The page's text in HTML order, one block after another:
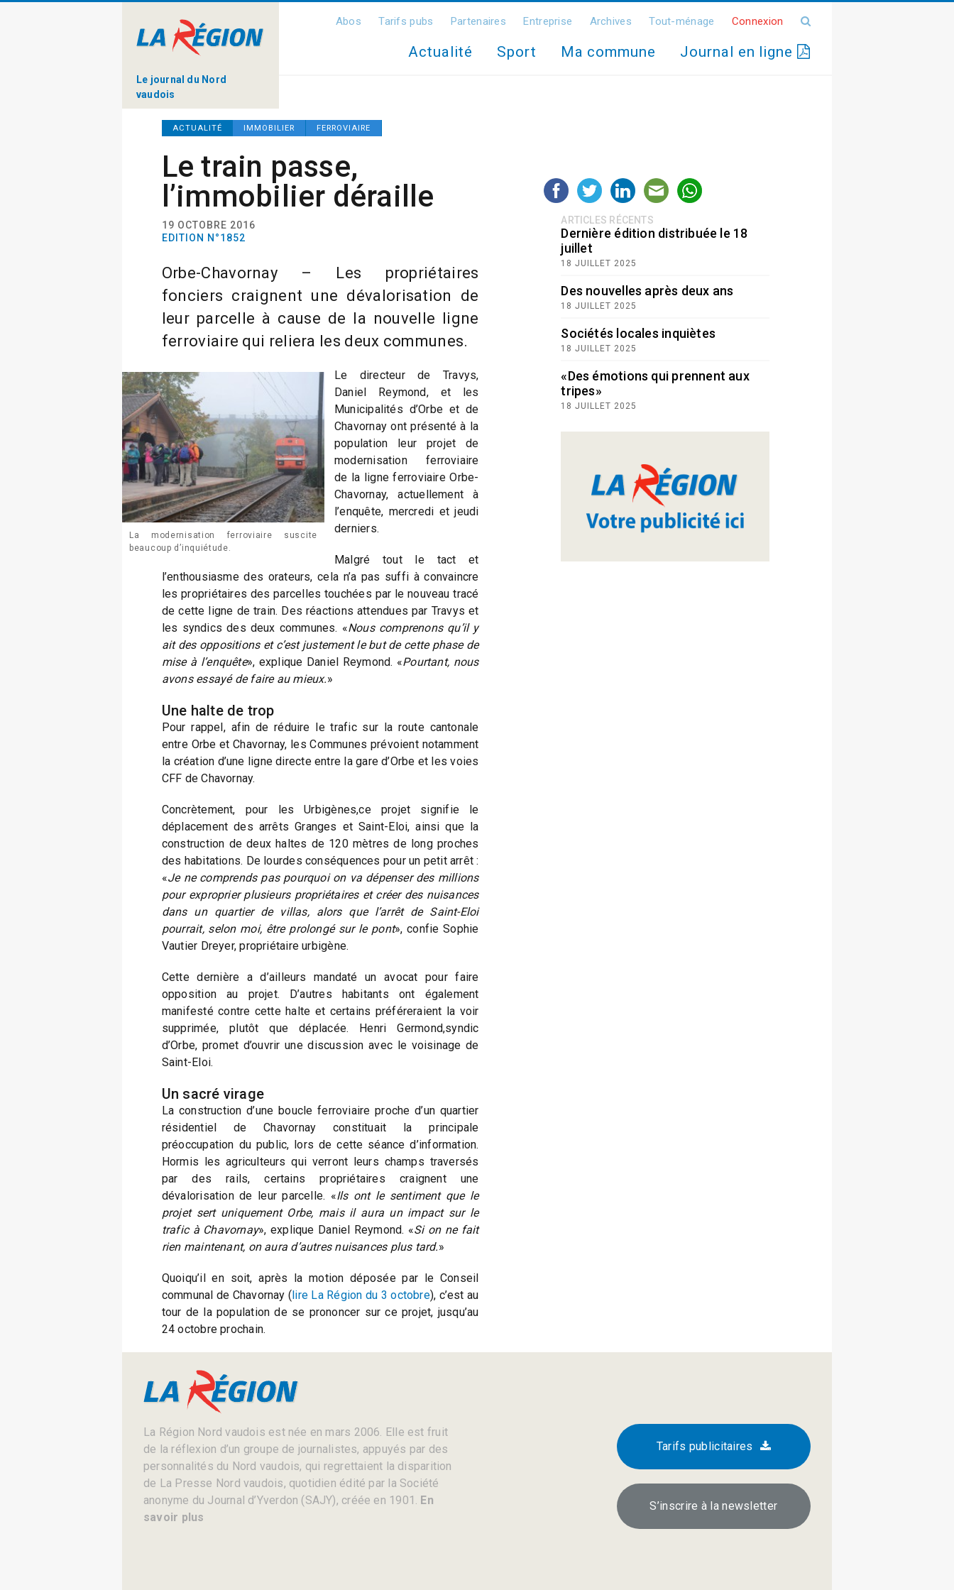
Le journal du Nord
vaudois
Abos Tarifs pubs Partenaires Entreprise Archives Tout-ménage Connexion
Actualité Sport Ma commune Journal en ligne
ACTUALITÉ IMMOBILIER FERROVIAIRE
Le train passe,
l’immobilier déraille
19 OCTOBRE 2016
EDITION N°1852
Orbe-Chavornay – Les propriétaires
fonciers craignent une dévalorisation de
leur parcelle à cause de la nouvelle ligne
ferroviaire qui reliera les deux communes.
La modernisation ferroviaire suscite
beaucoup d’inquiétude.
Le directeur de Travys,
Daniel Reymond, et les
Municipalités d’Orbe et de
Chavornay ont présenté à la
population leur projet de
modernisation ferroviaire
de la ligne ferroviaire Orbe-
Chavornay, actuellement à
l’enquête, mercredi et jeudi
derniers.
Malgré tout le tact et
l’enthousiasme des orateurs, cela n’a pas suffi à convaincre
les propriétaires des parcelles touchées par le nouveau tracé
de cette ligne de train. Des réactions attendues par Travys et
les syndics des deux communes. «Nous comprenons qu’il y
ait des oppositions et c’est justement le but de cette phase de
mise à l’enquête», explique Daniel Reymond. «Pourtant, nous
avons essayé de faire au mieux.»
Une halte de trop
Pour rappel, afin de réduire le trafic sur la route cantonale
entre Orbe et Chavornay, les Communes prévoient notamment
la création d’une ligne directe entre la gare d’Orbe et les voies
CFF de Chavornay.
Concrètement, pour les Urbigènes,ce projet signifie le
déplacement des arrêts Granges et Saint-Eloi, ainsi que la
construction de deux haltes de 120 mètres de long proches
des habitations. De lourdes conséquences pour un petit arrêt :
«Je ne comprends pas pourquoi on va dépenser des millions
pour exproprier plusieurs propriétaires et créer des nuisances
dans un quartier de villas, alors que l’arrêt de Saint-Eloi
pourrait, selon moi, être prolongé sur le pont», confie Sophie
Vautier Dreyer, propriétaire urbigène.
Cette dernière a d’ailleurs mandaté un avocat pour faire
opposition au projet. D’autres habitants ont également
manifesté contre cette halte et certains préféreraient la voir
supprimée, plutôt que déplacée. Henri Germond,syndic
d’Orbe, promet d’ouvrir une discussion avec le voisinage de
Saint-Eloi.
Un sacré virage
La construction d’une boucle ferroviaire proche d’un quartier
résidentiel de Chavornay constituait la principale
préoccupation du public, lors de cette séance d’information.
Hormis les agriculteurs qui verront leurs champs traversés
par des rails, certains propriétaires craignent une
dévalorisation de leur parcelle. «Ils ont le sentiment que le
projet sert uniquement Orbe, mais il aura un impact sur le
trafic à Chavornay», explique Daniel Reymond. «Si on ne fait
rien maintenant, on aura d’autres nuisances plus tard.»
Quoiqu’il en soit, après la motion déposée par le Conseil
communal de Chavornay (lire La Région du 3 octobre), c’est au
tour de la population de se prononcer sur ce projet, jusqu’au
24 octobre prochain.
ARTICLES RÉCENTS
Dernière édition distribuée le 18
juillet
18 JUILLET 2025
Des nouvelles après deux ans
18 JUILLET 2025
Sociétés locales inquiètes
18 JUILLET 2025
«Des émotions qui prennent aux
tripes»
18 JUILLET 2025
La Région Nord vaudois est née en mars 2006. Elle est fruit
de la réflexion d’un groupe de journalistes, appuyés par des
personnalités du Nord vaudois, qui regrettaient la disparition
de La Presse Nord vaudois, quotidien édité par la Société
anonyme du Journal d’Yverdon (SAJY), créée en 1901. En
savoir plus
Tarifs publicitaires
S’inscrire à la newsletter